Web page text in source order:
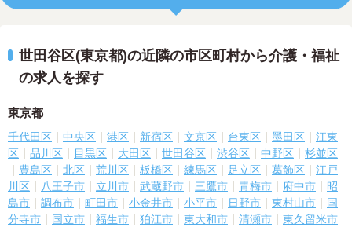
世田谷区(東京都)の近隣の市区町村から介護・福祉
の求人を探す
東京都
千代田区 中央区 港区 新宿区 文京区 台東区 墨田区
江東
区
品川区 目黒区 大田区 世田谷区 渋谷区 中野区
杉並区
豊島区
北区 荒川区 板橋区 練馬区 足立区 葛飾区
江戸
川区
八王子市 立川市 武蔵野市 三鷹市 青梅市 府中市
昭
島市
調布市 町田市 小金井市 小平市 日野市 東村山市
国
分寺市
国立市 福生市 狛江市 東大和市 清瀬市
東久留米市